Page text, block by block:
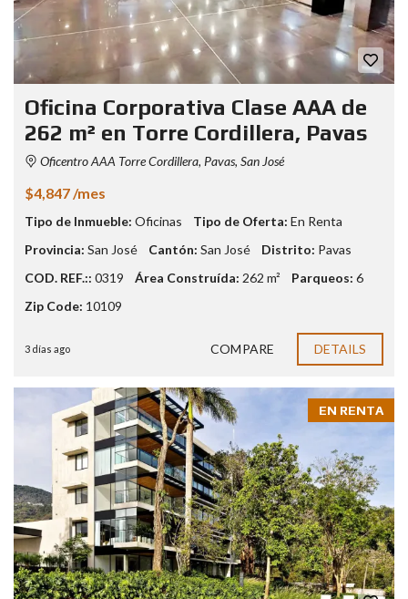
Oficina Corporativa Clase AAA de
262 m² en Torre Cordillera, Pavas
Oficentro AAA Torre Cordillera, Pavas, San José
$4,847 /mes
Tipo de Inmueble: Oficinas Tipo de Oferta: En Renta
Provincia: San José Cantón: San José Distrito: Pavas
COD. REF.:: 0319 Área Construída: 262 m² Parqueos: 6
Zip Code: 10109
3 días ago COMPARE DETAILS
EN RENTA